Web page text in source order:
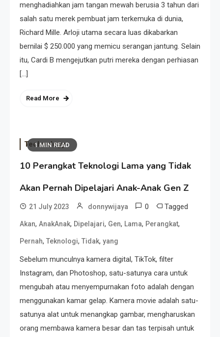
menghadiahkan jam tangan mewah berusia 3 tahun dari
salah satu merek pembuat jam terkemuka di dunia,
Richard Mille. Arloji utama secara luas dikabarkan
bernilai $ 250.000 yang memicu serangan jantung. Selain
itu, Cardi B mengejutkan putri mereka dengan perhiasan
[…]
Read More
1 MIN READ
Technology
10 Perangkat Teknologi Lama yang Tidak
Akan Pernah Dipelajari Anak-Anak Gen Z
21 July 2023 donnywijaya 0 Tagged
Akan, AnakAnak, Dipelajari, Gen, Lama, Perangkat,
Pernah, Teknologi, Tidak, yang
Sebelum munculnya kamera digital, TikTok, filter
Instagram, dan Photoshop, satu-satunya cara untuk
mengubah atau menyempurnakan foto adalah dengan
menggunakan kamar gelap. Kamera movie adalah satu-
satunya alat untuk menangkap gambar, mengharuskan
orang membawa kamera besar dan tas terpisah untuk